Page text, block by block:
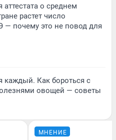
о среднем
растет число
— почему это не повод для
каждый. Как бороться с
овощей — советы
МНЕНИЕ